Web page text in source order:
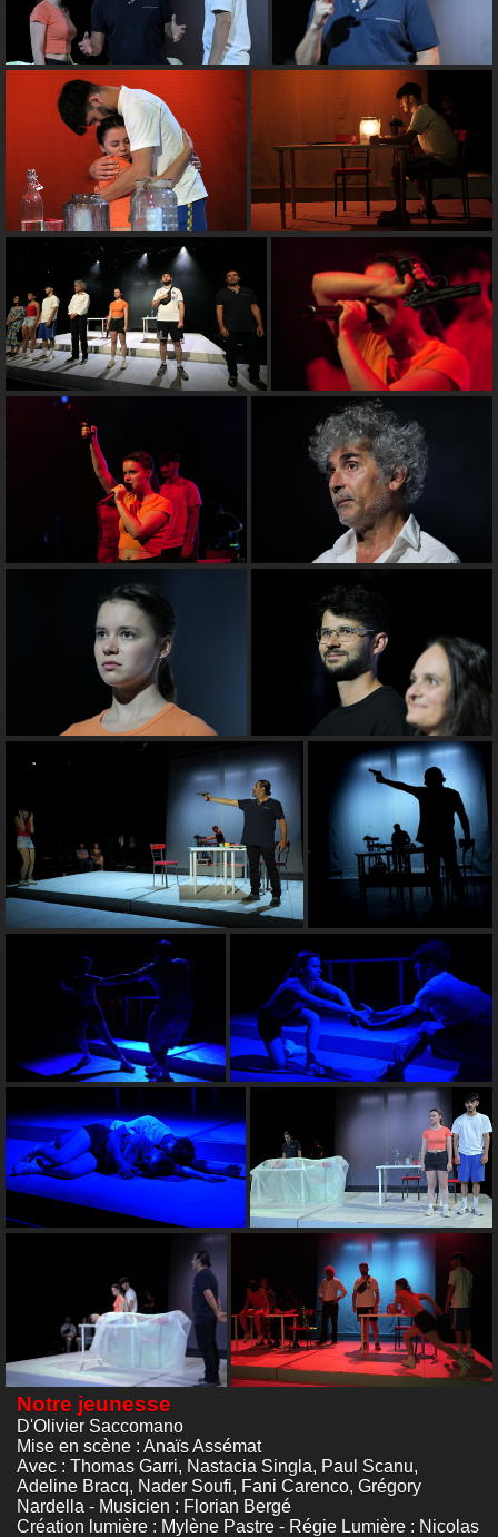
Notre jeunesse
D'Olivier Saccomano
Mise en scène : Anaïs Assémat
Avec : Thomas Garri, Nastacia Singla, Paul Scanu,
Adeline Bracq, Nader Soufi, Fani Carenco, Grégory
Nardella - Musicien : Florian Bergé
Création lumière : Mylène Pastre - Régie Lumière : Nicolas